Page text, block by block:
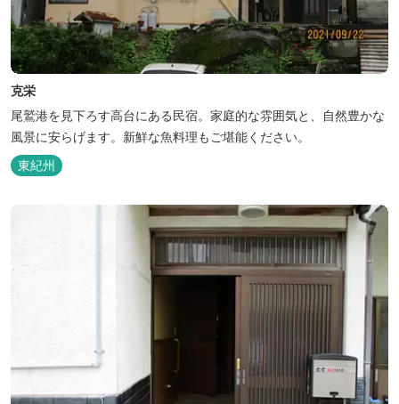
克栄
尾鷲港を見下ろす高台にある民宿。家庭的な雰囲気と、自然豊かな
風景に安らげます。新鮮な魚料理もご堪能ください。
東紀州